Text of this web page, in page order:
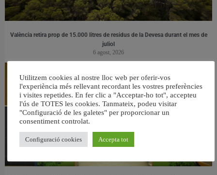
València retira prop de 15.000 litres de residus de la Devesa durant el mes de
juliol
6 agost, 2026
Utilitzem cookies al nostre lloc web per oferir-vos
l'experiència més rellevant recordant les vostres preferències
i visites repetides. En fer clic a "Acceptar-ho tot", accepteu
l'ús de TOTES les cookies. Tanmateix, podeu visitar
"Configuració de les galetes" per proporcionar un
consentiment controlat.
Configuració cookies Accepta tot